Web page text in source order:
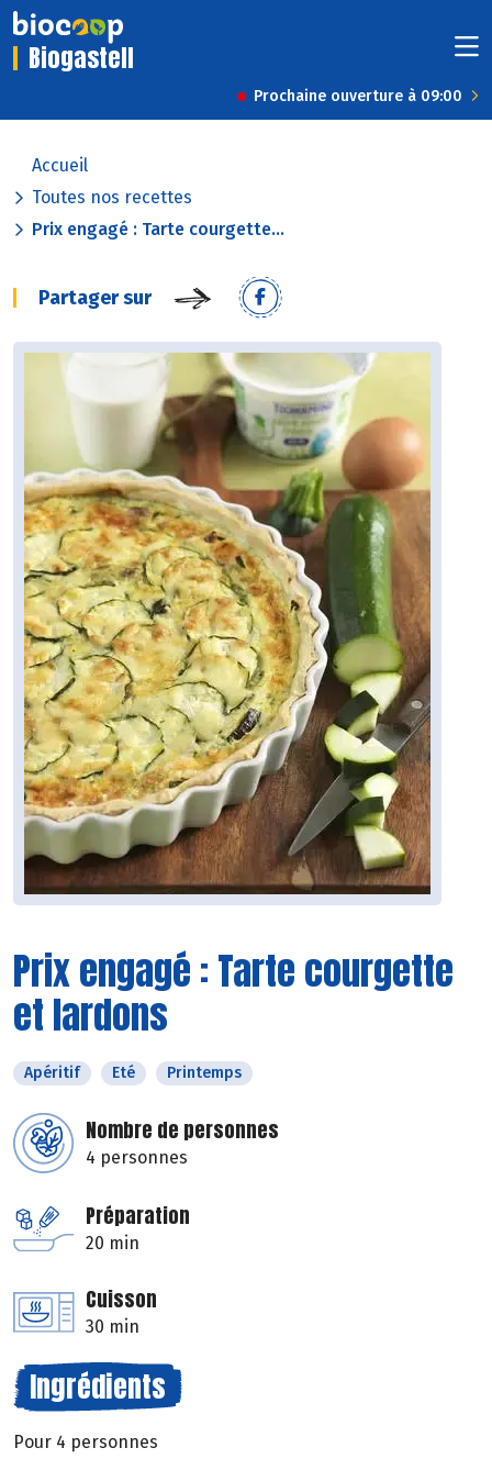
Biogastell
Prochaine ouverture à 09:00
Accueil
Toutes nos recettes
Prix engagé : Tarte courgette...
Partager sur
Prix engagé : Tarte courgette
et lardons
Apéritif Eté Printemps
Nombre de personnes
4 personnes
Préparation
20 min
Cuisson
30 min
Ingrédients
Pour 4 personnes